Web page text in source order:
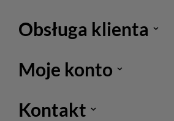
Obsługa klienta
Moje konto
Kontakt